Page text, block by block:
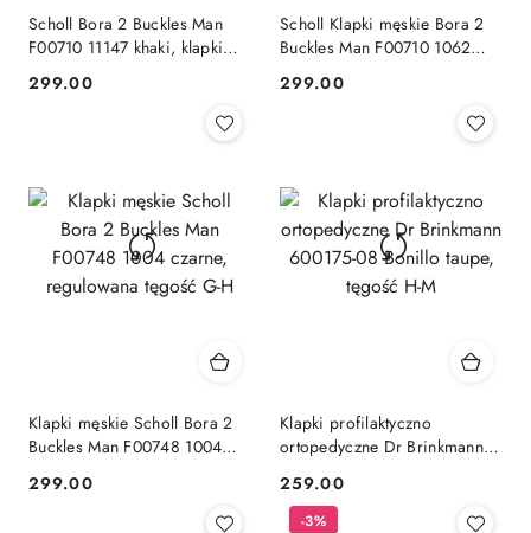
Scholl Bora 2 Buckles Man
F00710 11147 khaki, klapki
H
Cena:
299.00
Scholl Klapki męskie Bora 2
Buckles Man F00710 1062
Cena:
299.00
Klapki męskie Scholl Bora 2
Buckles Man F00748 1004
H
Cena:
299.00
Klapki profilaktyczno
ortopedyczne Dr Brinkmann
tęgość H-M
Cena:
259.00
-3%